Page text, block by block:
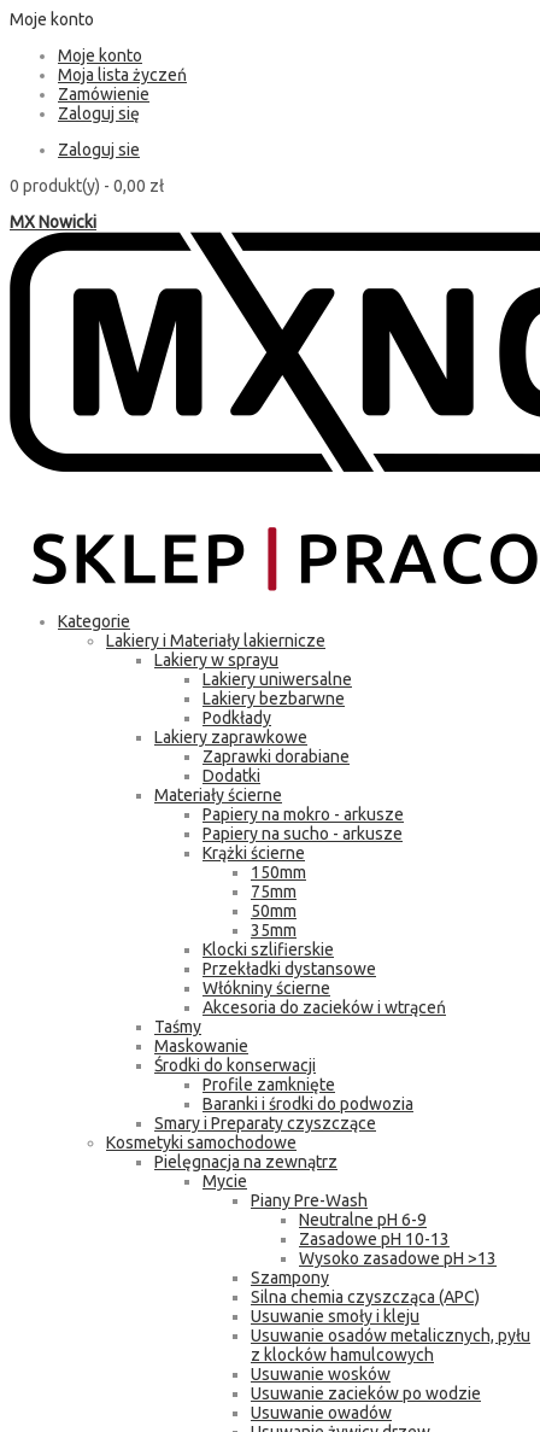
Moje konto
Moje konto
Moja lista życzeń
Zamówienie
Zaloguj się
Zaloguj sie
0 produkt(y) - 0,00 zł
MX Nowicki
Kategorie
Lakiery i Materiały lakiernicze
Lakiery w sprayu
Lakiery uniwersalne
Lakiery bezbarwne
Podkłady
Lakiery zaprawkowe
Zaprawki dorabiane
Dodatki
Materiały ścierne
Papiery na mokro - arkusze
Papiery na sucho - arkusze
Krążki ścierne
150mm
75mm
50mm
35mm
Klocki szlifierskie
Przekładki dystansowe
Włókniny ścierne
Akcesoria do zacieków i wtrąceń
Taśmy
Maskowanie
Środki do konserwacji
Profile zamknięte
Baranki i środki do podwozia
Smary i Preparaty czyszczące
Kosmetyki samochodowe
Pielęgnacja na zewnątrz
Mycie
Piany Pre-Wash
Neutralne pH 6-9
Zasadowe pH 10-13
Wysoko zasadowe pH >13
Szampony
Silna chemia czyszcząca (APC)
Usuwanie smoły i kleju
Usuwanie osadów metalicznych, pyłu
z klocków hamulcowych
Usuwanie wosków
Usuwanie zacieków po wodzie
Usuwanie owadów